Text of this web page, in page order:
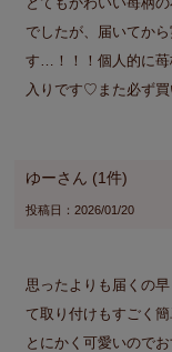
でしたが、届いてか
す…！！！個人的に苺
入りです♡また必ず
ゆー 1
投稿日 2026/01/20
思ったよりも届くの
て取り付けもすごく
とにかく可愛いので